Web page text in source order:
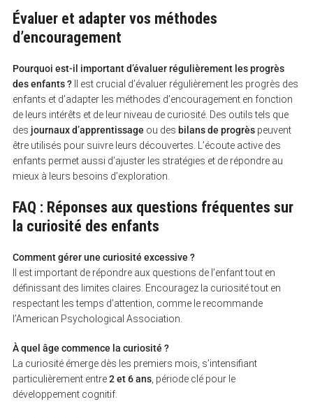
Évaluer et adapter vos méthodes
d’encouragement
Pourquoi est-il important d’évaluer régulièrement les progrès
des enfants ?Il est crucial d’évaluer régulièrement les progrès des
enfants et d’adapter les méthodes d’encouragement en fonction
de leurs intérêts et de leur niveau de curiosité. Des outils tels que
des journaux d’apprentissage ou des bilans de progrèspeuvent
être utilisés pour suivre leurs découvertes. L’écoute active des
enfants permet aussi d’ajuster les stratégies et de répondre au
mieux à leurs besoins d’exploration.
FAQ : Réponses aux questions fréquentes sur
la curiosité des enfants
Comment gérer une curiosité excessive ?
Il est important de répondre aux questions de l’enfant tout en
définissant des limites claires. Encouragez la curiosité tout en
respectant les temps d’attention, comme le recommande
l’American Psychological Association.
À quel âge commence la curiosité ?
La curiosité émerge dès les premiers mois, s’intensifiant
particulièrement entre2 et 6 ans, période clé pour le
développement cognitif.